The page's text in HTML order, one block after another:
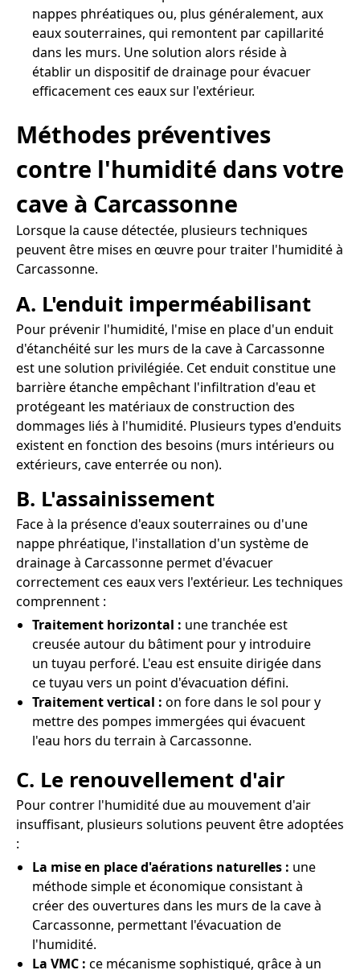
nappes phréatiques ou, plus généralement, aux
eaux souterraines, qui remontent par capillarité
dans les murs. Une solution alors réside à
établir un dispositif de drainage pour évacuer
efficacement ces eaux sur l'extérieur.
Méthodes préventives
contre l'humidité dans votre
cave à Carcassonne
Lorsque la cause détectée, plusieurs techniques
peuvent être mises en œuvre pour traiter l'humidité à
Carcassonne.
A. L'enduit imperméabilisant
Pour prévenir l'humidité, l'mise en place d'un enduit
d'étanchéité sur les murs de la cave à Carcassonne
est une solution privilégiée. Cet enduit constitue une
barrière étanche empêchant l'infiltration d'eau et
protégeant les matériaux de construction des
dommages liés à l'humidité. Plusieurs types d'enduits
existent en fonction des besoins (murs intérieurs ou
extérieurs, cave enterrée ou non).
B. L'assainissement
Face à la présence d'eaux souterraines ou d'une
nappe phréatique, l'installation d'un système de
drainage à Carcassonne permet d'évacuer
correctement ces eaux vers l'extérieur. Les techniques
comprennent :
Traitement horizontal : une tranchée est
creusée autour du bâtiment pour y introduire
un tuyau perforé. L'eau est ensuite dirigée dans
ce tuyau vers un point d'évacuation défini.
Traitement vertical : on fore dans le sol pour y
mettre des pompes immergées qui évacuent
l'eau hors du terrain à Carcassonne.
C. Le renouvellement d'air
Pour contrer l'humidité due au mouvement d'air
insuffisant, plusieurs solutions peuvent être adoptées
:
La mise en place d'aérations naturelles : une
méthode simple et économique consistant à
créer des ouvertures dans les murs de la cave à
Carcassonne, permettant l'évacuation de
l'humidité.
La VMC : ce mécanisme sophistiqué, grâce à un